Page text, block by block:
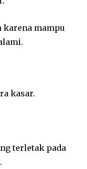
mampu
kasar.
terletak pada